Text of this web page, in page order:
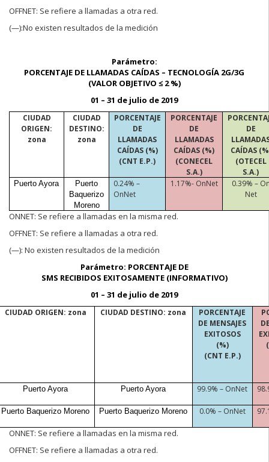
OFFNET: Se refiere a llamadas a otra red.
(—):No existen resultados de la medición
Parámetro:
PORCENTAJE DE LLAMADAS CAÍDAS – TECNOLOGÍA 2G/3G
(VALOR OBJETIVO ≤ 2 %)
01 – 31 de julio de 2019
CIUDAD
ORIGEN:
zona
CIUDAD
DESTINO:
zona
PORCENTAJE
DE
LLAMADAS
CAÍDAS (%)
(CNT E.P.)
PORCENTAJE
DE
LLAMADAS
CAÍDAS (%)
(CONECEL
S.A.)
DE
CAÍDAS
(OTECEL
S.A.)
Puerto Ayora
Puerto
Baquerizo
Moreno
0.24% –
OnNet
1.17%- OnNet 0.39% –
Net
ONNET: Se refiere a llamadas en la misma red.
OFFNET: Se refiere a llamadas a otra red.
(—): No existen resultados de la medición
Parámetro: PORCENTAJE DE
SMS RECIBIDOS EXITOSAMENTE (INFORMATIVO)
01 – 31 de julio de 2019
CIUDAD ORIGEN: zona CIUDAD DESTINO: zona
PORCENTAJE
DE MENSAJES
EXITOSOS
(%)
(CNT E.P.)
Puerto Ayora Puerto Ayora 99.9% – OnNet
Puerto Baquerizo Moreno Puerto Baquerizo Moreno 0.0% – OnNet
ONNET: Se refiere a llamadas en la misma red.
OFFNET: Se refiere a llamadas a otra red.